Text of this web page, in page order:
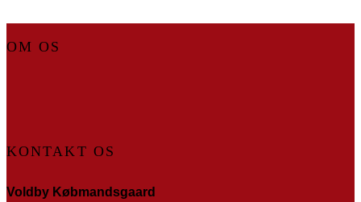
OM OS
KONTAKT OS
Voldby Købmandsgaard